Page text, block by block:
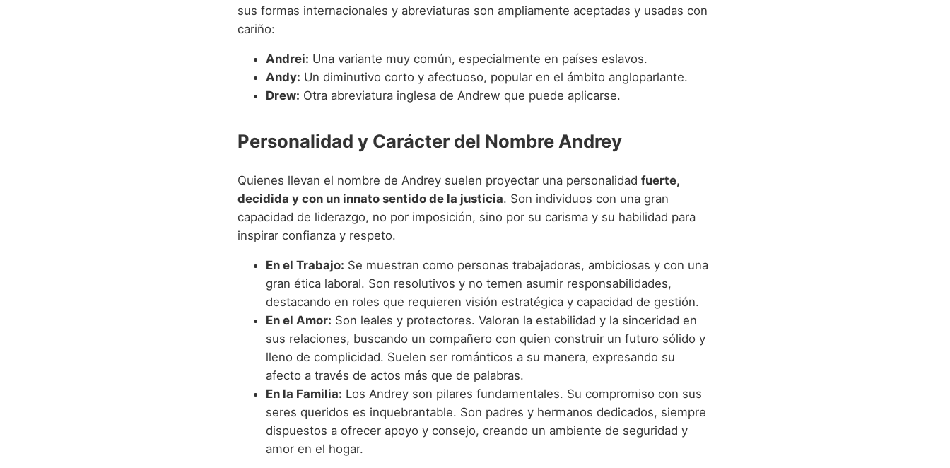
sus formas internacionales y abreviaturas son ampliamente aceptadas y usadas con
cariño:
Andrei: Una variante muy común, especialmente en países eslavos.
Andy: Un diminutivo corto y afectuoso, popular en el ámbito angloparlante.
Drew: Otra abreviatura inglesa de Andrew que puede aplicarse.
Personalidad y Carácter del Nombre Andrey
Quienes llevan el nombre de Andrey suelen proyectar una personalidad fuerte,
decidida y con un innato sentido de la justicia. Son individuos con una gran
capacidad de liderazgo, no por imposición, sino por su carisma y su habilidad para
inspirar confianza y respeto.
En el Trabajo: Se muestran como personas trabajadoras, ambiciosas y con una
gran ética laboral. Son resolutivos y no temen asumir responsabilidades,
destacando en roles que requieren visión estratégica y capacidad de gestión.
En el Amor: Son leales y protectores. Valoran la estabilidad y la sinceridad en
sus relaciones, buscando un compañero con quien construir un futuro sólido y
lleno de complicidad. Suelen ser románticos a su manera, expresando su
afecto a través de actos más que de palabras.
En la Familia: Los Andrey son pilares fundamentales. Su compromiso con sus
seres queridos es inquebrantable. Son padres y hermanos dedicados, siempre
dispuestos a ofrecer apoyo y consejo, creando un ambiente de seguridad y
amor en el hogar.